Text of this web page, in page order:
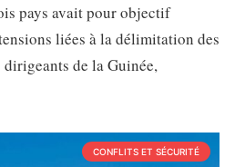
pays avait pour objectif
liées à la délimitation des
de la Guinée,
CONFLITS ET SÉCURITÉ